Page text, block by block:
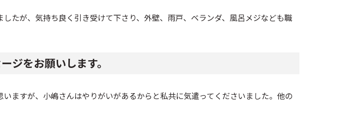
たが、気持ち良く引き受けて下さり、外壁、雨戸、ベランダ、風呂メジなども職
ジをお願いします。
ますが、小嶋さんはやりがいがあるからと私共に気遣ってくださいました。他の